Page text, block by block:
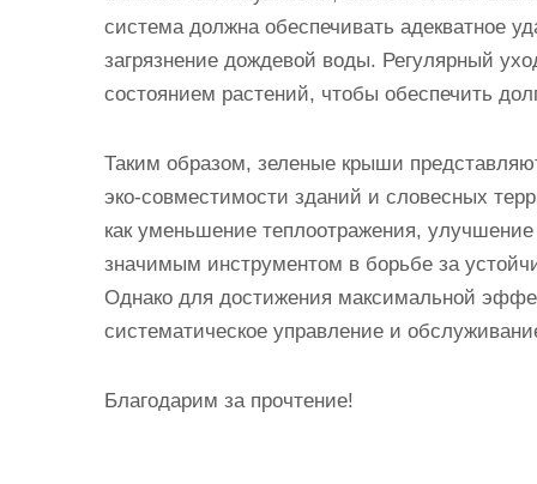
система должна обеспечивать адекватное
загрязнение дождевой воды. Регулярный
состоянием растений, чтобы обеспечить
Таким образом, зеленые крыши
эко-совместимости зданий и словесных
как уменьшение теплоотражения,
значимым инструментом в борьбе за
Однако для достижения максимальной
систематическое управление и
Благодарим за прочтение!